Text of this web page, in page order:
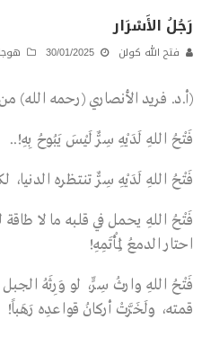
رَجُلُ الأَسْرَار
فتح الله كولن 30/01/2025
(أ.د. فريد الأنصاري (رحمه الله)
فَتْحُ اللهِ لَدَيْهِ سِرٌّ لَيْسَ يَبُوحُ بِهِ!..
فَتْحُ اللهِ لَدَيْهِ سِرٌّ تنتظره الدنيا،
فَتْحُ اللهِ يحمل في قلبه ما لا
احتار الدمعُ لِمَأْتَمِهِ!
فَتْحُ اللهِ وارثُ سِرٍّ، لو وَرِثَهُ
قمته، ولَخَرَّتْ أركانُ قواعدِه رَهَباً!